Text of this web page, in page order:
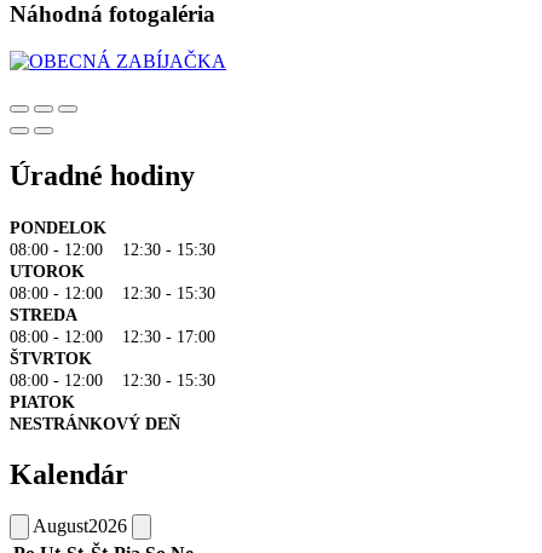
Náhodná fotogaléria
Úradné hodiny
PONDELOK
08:00 - 12:00 12:30 - 15:30
UTOROK
08:00 - 12:00 12:30 - 15:30
STREDA
08:00 - 12:00 12:30 - 17:00
ŠTVRTOK
08:00 - 12:00 12:30 - 15:30
PIATOK
NESTRÁNKOVÝ DEŇ
Kalendár
August2026